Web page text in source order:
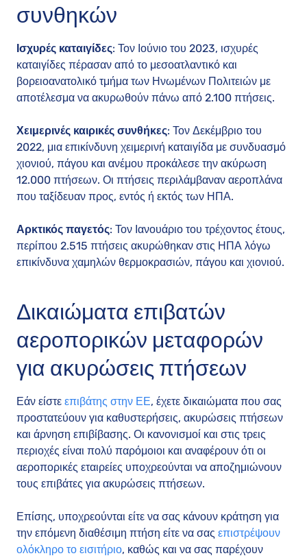
συνθηκών
Ισχυρές καταιγίδες: Τον Ιούνιο του 2023, ισχυρές
καταιγίδες πέρασαν από το μεσοατλαντικό και
βορειοανατολικό τμήμα των Ηνωμένων Πολιτειών με
αποτέλεσμα να ακυρωθούν πάνω από 2.100 πτήσεις.
Χειμερινές καιρικές συνθήκες: Τον Δεκέμβριο του
2022, μια επικίνδυνη χειμερινή καταιγίδα με συνδυασμό
χιονιού, πάγου και ανέμου προκάλεσε την ακύρωση
12.000 πτήσεων. Οι πτήσεις περιλάμβαναν αεροπλάνα
που ταξίδευαν προς, εντός ή εκτός των ΗΠΑ.
Αρκτικός παγετός: Τον Ιανουάριο του τρέχοντος έτους,
περίπου 2.515 πτήσεις ακυρώθηκαν στις ΗΠΑ λόγω
επικίνδυνα χαμηλών θερμοκρασιών, πάγου και χιονιού.
Δικαιώματα επιβατών
αεροπορικών μεταφορών
για ακυρώσεις πτήσεων
Εάν είστε επιβάτης στην ΕΕ, έχετε δικαιώματα που σας
προστατεύουν για καθυστερήσεις, ακυρώσεις πτήσεων
και άρνηση επιβίβασης. Οι κανονισμοί και στις τρεις
περιοχές είναι πολύ παρόμοιοι και αναφέρουν ότι οι
αεροπορικές εταιρείες υποχρεούνται να αποζημιώνουν
τους επιβάτες για ακυρώσεις πτήσεων.
Επίσης, υποχρεούνται είτε να σας κάνουν κράτηση για
την επόμενη διαθέσιμη πτήση είτε να σας επιστρέψουν
ολόκληρο το εισιτήριο, καθώς και να σας παρέχουν